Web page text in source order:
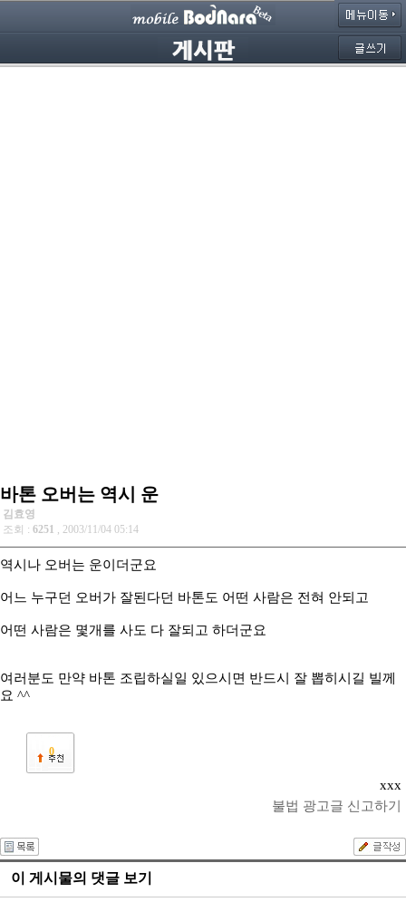
바톤 오버는 역시 운
김효영
조회 : 6251 , 2003/11/04 05:14
역시나 오버는 운이더군요
어느 누구던 오버가 잘된다던 바톤도 어떤 사람은 전혀 안되고
어떤 사람은 몇개를 사도 다 잘되고 하더군요
여러분도 만약 바톤 조립하실일 있으시면 반드시 잘 뽑히시길 빌께
요 ^^
0
xxx
불법 광고글 신고하기
이 게시물의 댓글 보기